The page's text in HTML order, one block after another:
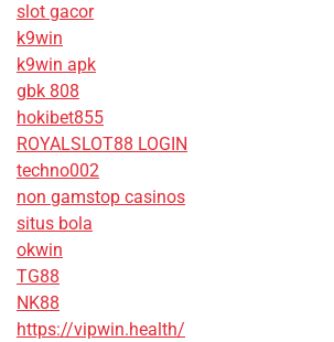
slot gacor
k9win
k9win apk
gbk 808
hokibet855
ROYALSLOT88 LOGIN
techno002
non gamstop casinos
situs bola
okwin
TG88
NK88
https://vipwin.health/